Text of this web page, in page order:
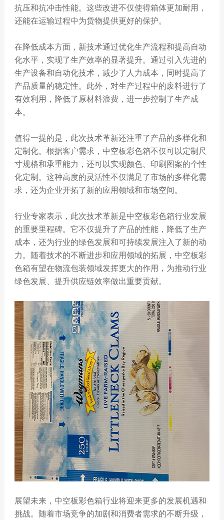
抗压和抗冲击性能。这些改进不仅使得箱体更加耐用，
还能在运输过程中为货物提供更好的保护。
在降低成本方面，新技术通过优化生产流程和提高自动
化水平，实现了生产效率的显著提升。通过引入先进的
生产设备和自动化技术，减少了人力成本，同时提高了
产品质量的稳定性。此外，对生产过程中的废料进行了
有效利用，降低了原材料浪费，进一步控制了生产成
本。
值得一提的是，此次技术革新还注重了产品的多样化和
定制化。根据客户需求，中空板彩色箱不仅可以定制尺
寸规格和承重能力，还可以实现颜色、印刷图案的个性
化定制。这种高度的灵活性不仅满足了市场的多样化需
求，还为企业开拓了新的应用领域和市场空间。
行业专家表示，此次技术革新是中空板彩色箱行业发展
的重要里程碑。它不仅提升了产品的性能，降低了生产
成本，还为行业的绿色发展和可持续发展注入了新的动
力。随着技术的不断进步和应用领域的拓展，中空板彩
色箱有望在物流包装领域发挥更大的作用，为推动行业
绿色发展、提升供应链效率做出重要贡献。
展望未来，中空板彩色箱行业将迎来更多的发展机遇和
挑战。随着市场竞争的加剧和消费者需求的不断升级，